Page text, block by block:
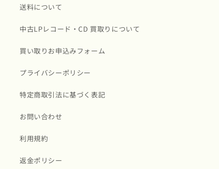
送料について
中古LPレコード・CD 買取りについて
買い取りお申込みフォーム
プライバシーポリシー
特定商取引法に基づく表記
お問い合わせ
利用規約
返金ポリシー